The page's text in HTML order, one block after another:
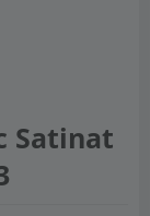
Satinat